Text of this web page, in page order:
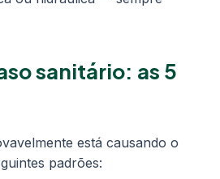
sanitário: as 5
está causando o
padrões: